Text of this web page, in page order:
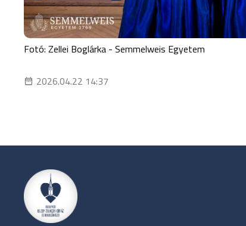
Fotó: Zellei Boglárka - Semmelweis Egyetem
2026.04.22 14:37